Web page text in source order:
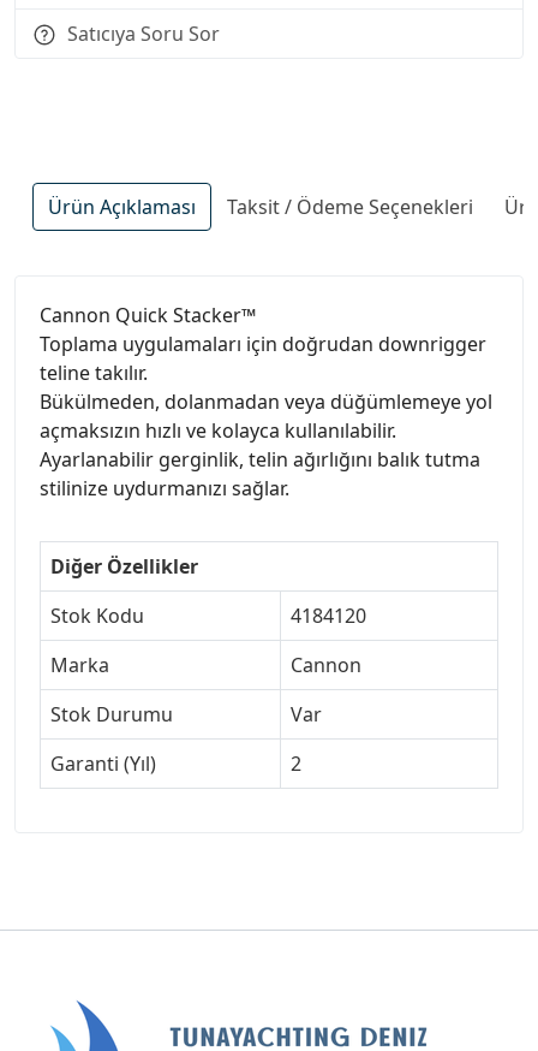
Satıcıya Soru Sor
Ürün Açıklaması Taksit / Ödeme Seçenekleri
Cannon Quick Stacker™
Toplama uygulamaları için doğrudan downrigger
teline takılır.
Bükülmeden, dolanmadan veya düğümlemeye yol
açmaksızın hızlı ve kolayca kullanılabilir.
Ayarlanabilir gerginlik, telin ağırlığını balık tutma
stilinize uydurmanızı sağlar.
Diğer Özellikler
Stok Kodu
4184120
Marka
Cannon
Stok Durumu
Var
Garanti (Yıl)
2